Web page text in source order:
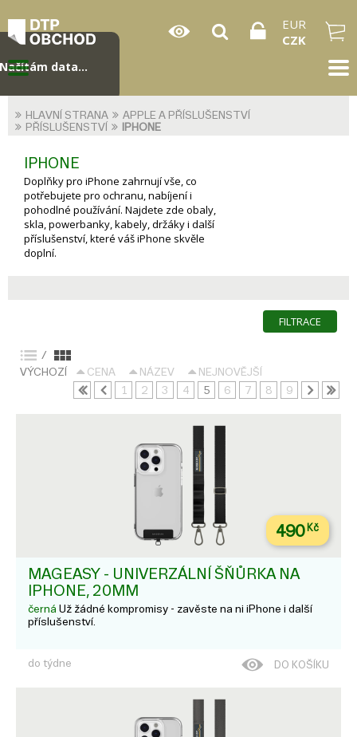
EUR
CZK
HLAVNÍ STRANA
APPLE A PŘÍSLUŠENSTVÍ
PŘÍSLUŠENSTVÍ
IPHONE
IPHONE
Doplňky pro iPhone zahrnují vše, co
potřebujete pro ochranu, nabíjení i
pohodlné používání. Najdete zde obaly,
skla, powerbanky, kabely, držáky i další
příslušenství, které váš iPhone skvěle
doplní.
FILTRACE
/
VÝCHOZÍ
CENA NÁZEV
NEJNOVĚJŠÍ
1
2 3 4 5 6 7 8 9
490Kč
MAGEASY - UNIVERZÁLNÍ ŠŇŮRKA NA
IPHONE, 20MM
černá Už žádné kompromisy - zavěste na ni iPhone i další
příslušenství.
do týdne DO KOŠÍKU
Načítám data...